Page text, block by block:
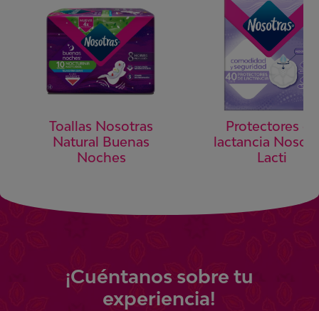
Toallas Nosotras
Natural Buenas
Noches
Protectores de
lactancia
Lacti
¡Cuéntanos sobre tu
experiencia!